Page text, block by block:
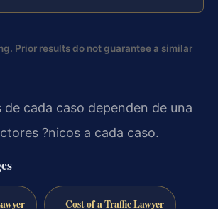
Prior results do not guarantee a similar
de cada caso dependen de una
?nicos a cada caso.
Cost of a Traffic Lawyer